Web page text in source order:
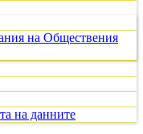
на Обществения
на данните